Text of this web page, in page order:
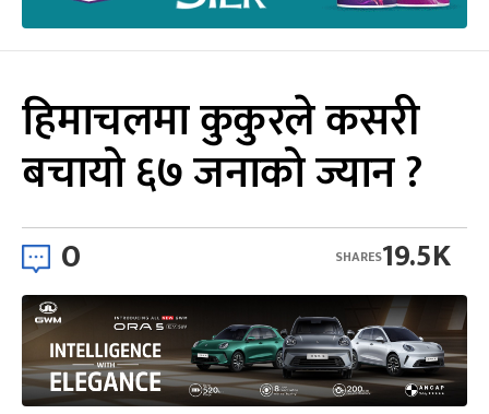
हिमाचलमा कुकुरले कसरी
बचायो ६७ जनाको ज्यान ?
0 19.5K
SHARES